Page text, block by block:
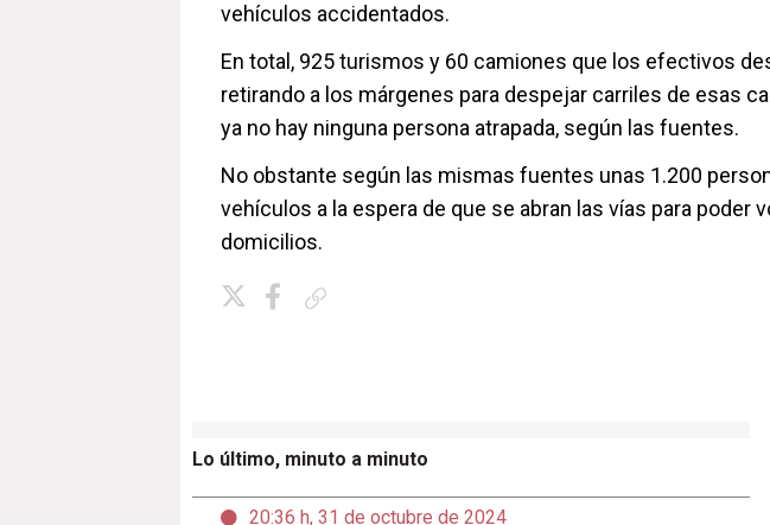
vehículos accidentados.
En total, 925 turismos y 60 camiones que los efectivos
retirando a los márgenes para despejar carriles de esas
ya no hay ninguna persona atrapada, según las fuentes.
No obstante según las mismas fuentes unas 1.200
vehículos a la espera de que se abran las vías para poder
domicilios.
Lo último, minuto a minuto
20:36 h, 31 de octubre de 2024